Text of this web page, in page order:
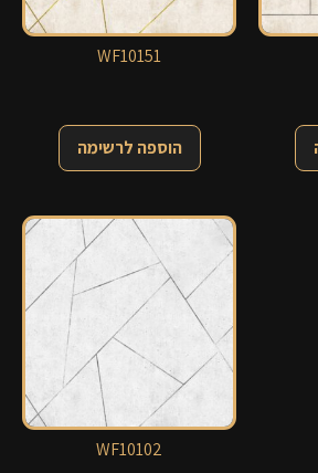
WF10151
הוספה לרשימה
WF10102